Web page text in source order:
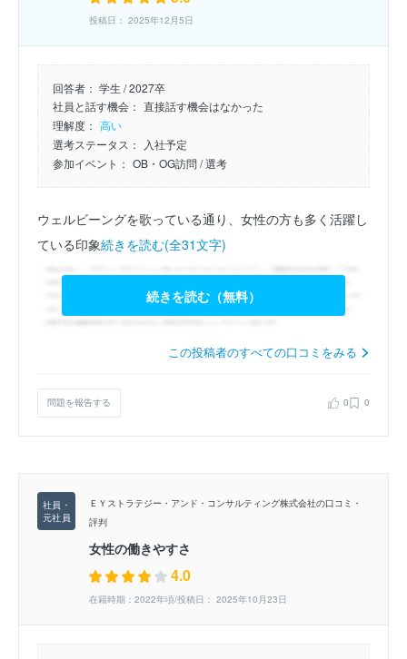
投稿日： 2025年12月5日
回答者： 学生 / 2027卒
社員と話す機会： 直接話す機会はなかった
理解度： 高い
選考ステータス：
入社予定
参加イベント： OB・OG訪問/ 選考
ウェルビーングを歌っている通り、女性の方も多く活躍し
ている印象続きを読む(全31文字)
続きを読む（無料）
この投稿者のすべての口コミをみる
問題を報告する 0 0
ＥＹストラテジー・アンド・コンサルティング株式会社の口コミ・
評判
女性の働きやすさ
4.0
在籍時期：2022年頃/投稿日： 2025年10月23日